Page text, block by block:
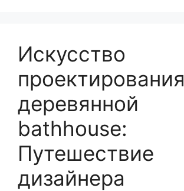
Искусство
проектирования
деревянной
bathhouse:
Путешествие
дизайнера